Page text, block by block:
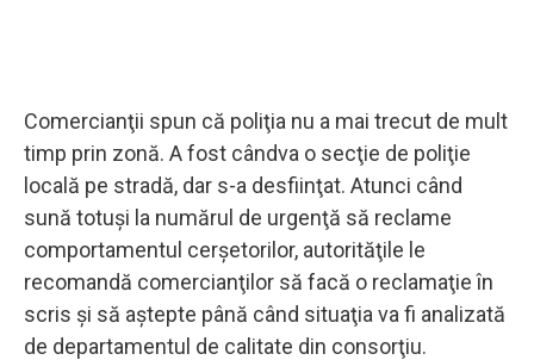
Comercianţii spun că poliţia nu a mai trecut de mult
timp prin zonă. A fost cândva o secţie de poliţie
locală pe stradă, dar s-a desfiinţat. Atunci când
sună totuşi la numărul de urgenţă să reclame
comportamentul cerşetorilor, autorităţile le
recomandă comercianţilor să facă o reclamaţie în
scris şi să aştepte până când situaţia va fi analizată
de departamentul de calitate din consorţiu.